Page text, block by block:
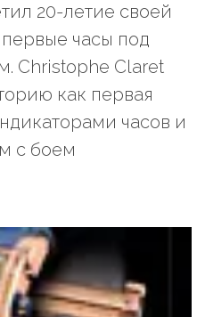
20-летие своей
часы под
Christophe Claret
как первая
часов и
с боем